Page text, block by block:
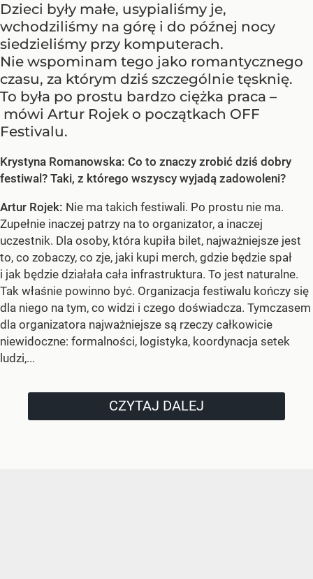
Dzieci były małe, usypialiśmy je,
wchodziliśmy na górę i do późnej nocy
siedzieliśmy przy komputerach.
Nie wspominam tego jako romantycznego
czasu, za którym dziś szczególnie tęsknię.
To była po prostu bardzo ciężka praca –
mówi Artur Rojek o początkach OFF
Festivalu.
Krystyna Romanowska: Co to znaczy zrobić dziś dobry
festiwal? Taki, z którego wszyscy wyjadą zadowoleni?
Artur Rojek: Nie ma takich festiwali. Po prostu nie ma.
Zupełnie inaczej patrzy na to organizator, a inaczej
uczestnik. Dla osoby, która kupiła bilet, najważniejsze jest
to, co zobaczy, co zje, jaki kupi merch, gdzie będzie spał
i jak będzie działała cała infrastruktura. To jest naturalne.
Tak właśnie powinno być. Organizacja festiwalu kończy się
dla niego na tym, co widzi i czego doświadcza. Tymczasem
dla organizatora najważniejsze są rzeczy całkowicie
niewidoczne: formalności, logistyka, koordynacja setek
ludzi,...
CZYTAJ DALEJ